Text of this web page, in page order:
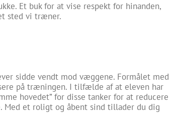
Et buk for at vise respekt for hinanden,
sted vi træner.
sidde vendt mod væggene. Formålet med
på træningen. I tilfælde af at eleven har
hovedet” for disse tanker for at reducere
et roligt og åbent sind tillader du dig